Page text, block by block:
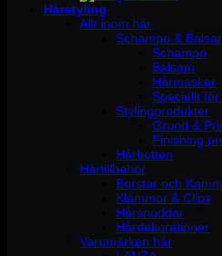
Hårstyling
Allt inom hår
Schampo &
Schampo
Balsam
Hårmasker
Speciellt
Stylingprodukter
Grund &
Finishing
Hårbotten
Hårtillbehör
Borstar och
Klämmor & Clips
Hårsnoddar
Hårdekorationer
Varumärken hår